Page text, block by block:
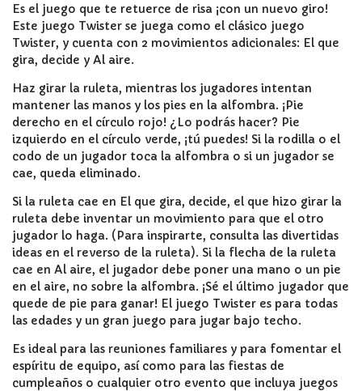
Es el juego que te retuerce de risa ¡con un nuevo giro!
Este juego Twister se juega como el clásico juego
Twister, y cuenta con 2 movimientos adicionales: El que
gira, decide y Al aire.
Haz girar la ruleta, mientras los jugadores intentan
mantener las manos y los pies en la alfombra. ¡Pie
derecho en el círculo rojo! ¿Lo podrás hacer? Pie
izquierdo en el círculo verde, ¡tú puedes! Si la rodilla o el
codo de un jugador toca la alfombra o si un jugador se
cae, queda eliminado.
Si la ruleta cae en El que gira, decide, el que hizo girar la
ruleta debe inventar un movimiento para que el otro
jugador lo haga. (Para inspirarte, consulta las divertidas
ideas en el reverso de la ruleta). Si la flecha de la ruleta
cae en Al aire, el jugador debe poner una mano o un pie
en el aire, no sobre la alfombra. ¡Sé el último jugador que
quede de pie para ganar! El juego Twister es para todas
las edades y un gran juego para jugar bajo techo.
Es ideal para las reuniones familiares y para fomentar el
espíritu de equipo, así como para las fiestas de
cumpleaños o cualquier otro evento que incluya juegos